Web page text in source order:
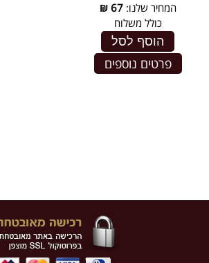
המחיר שלנו:67
₪
כולל משלוח
הוסף לסל
פרטים נוספים